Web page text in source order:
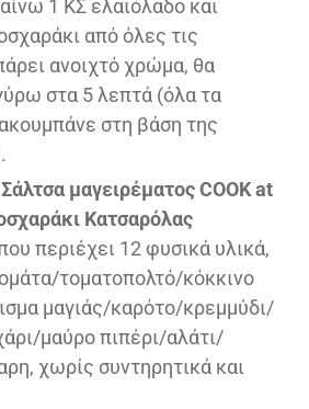
1 ΚΣ ελαιόλαδο και
από όλες τις
ανοιχτό χρώμα, θα
στα 5 λεπτά (όλα τα
στη βάση της
μαγειρέματος COOK at
Κατσαρόλας
περιέχει 12 φυσικά υλικά,
τοματοπολτό/κόκκινο
μαγιάς/καρότο/κρεμμύδι/
μαύρο πιπέρι/αλάτι/
χωρίς συντηρητικά και